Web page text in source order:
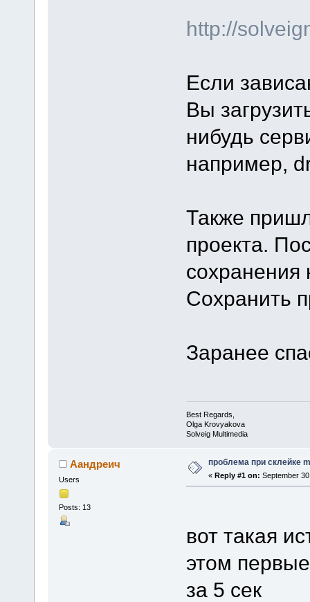
http://
Если
Вы
нибудь
например,
Также
проекта.
Сохранить
Заранее
Best Regards,
Olga Krovyakova
Solveig Multimedia
Аандреич
Users
Posts: 13
проблема при склейке
« Reply #1 on: September
вот такая
этом
за 5 сек